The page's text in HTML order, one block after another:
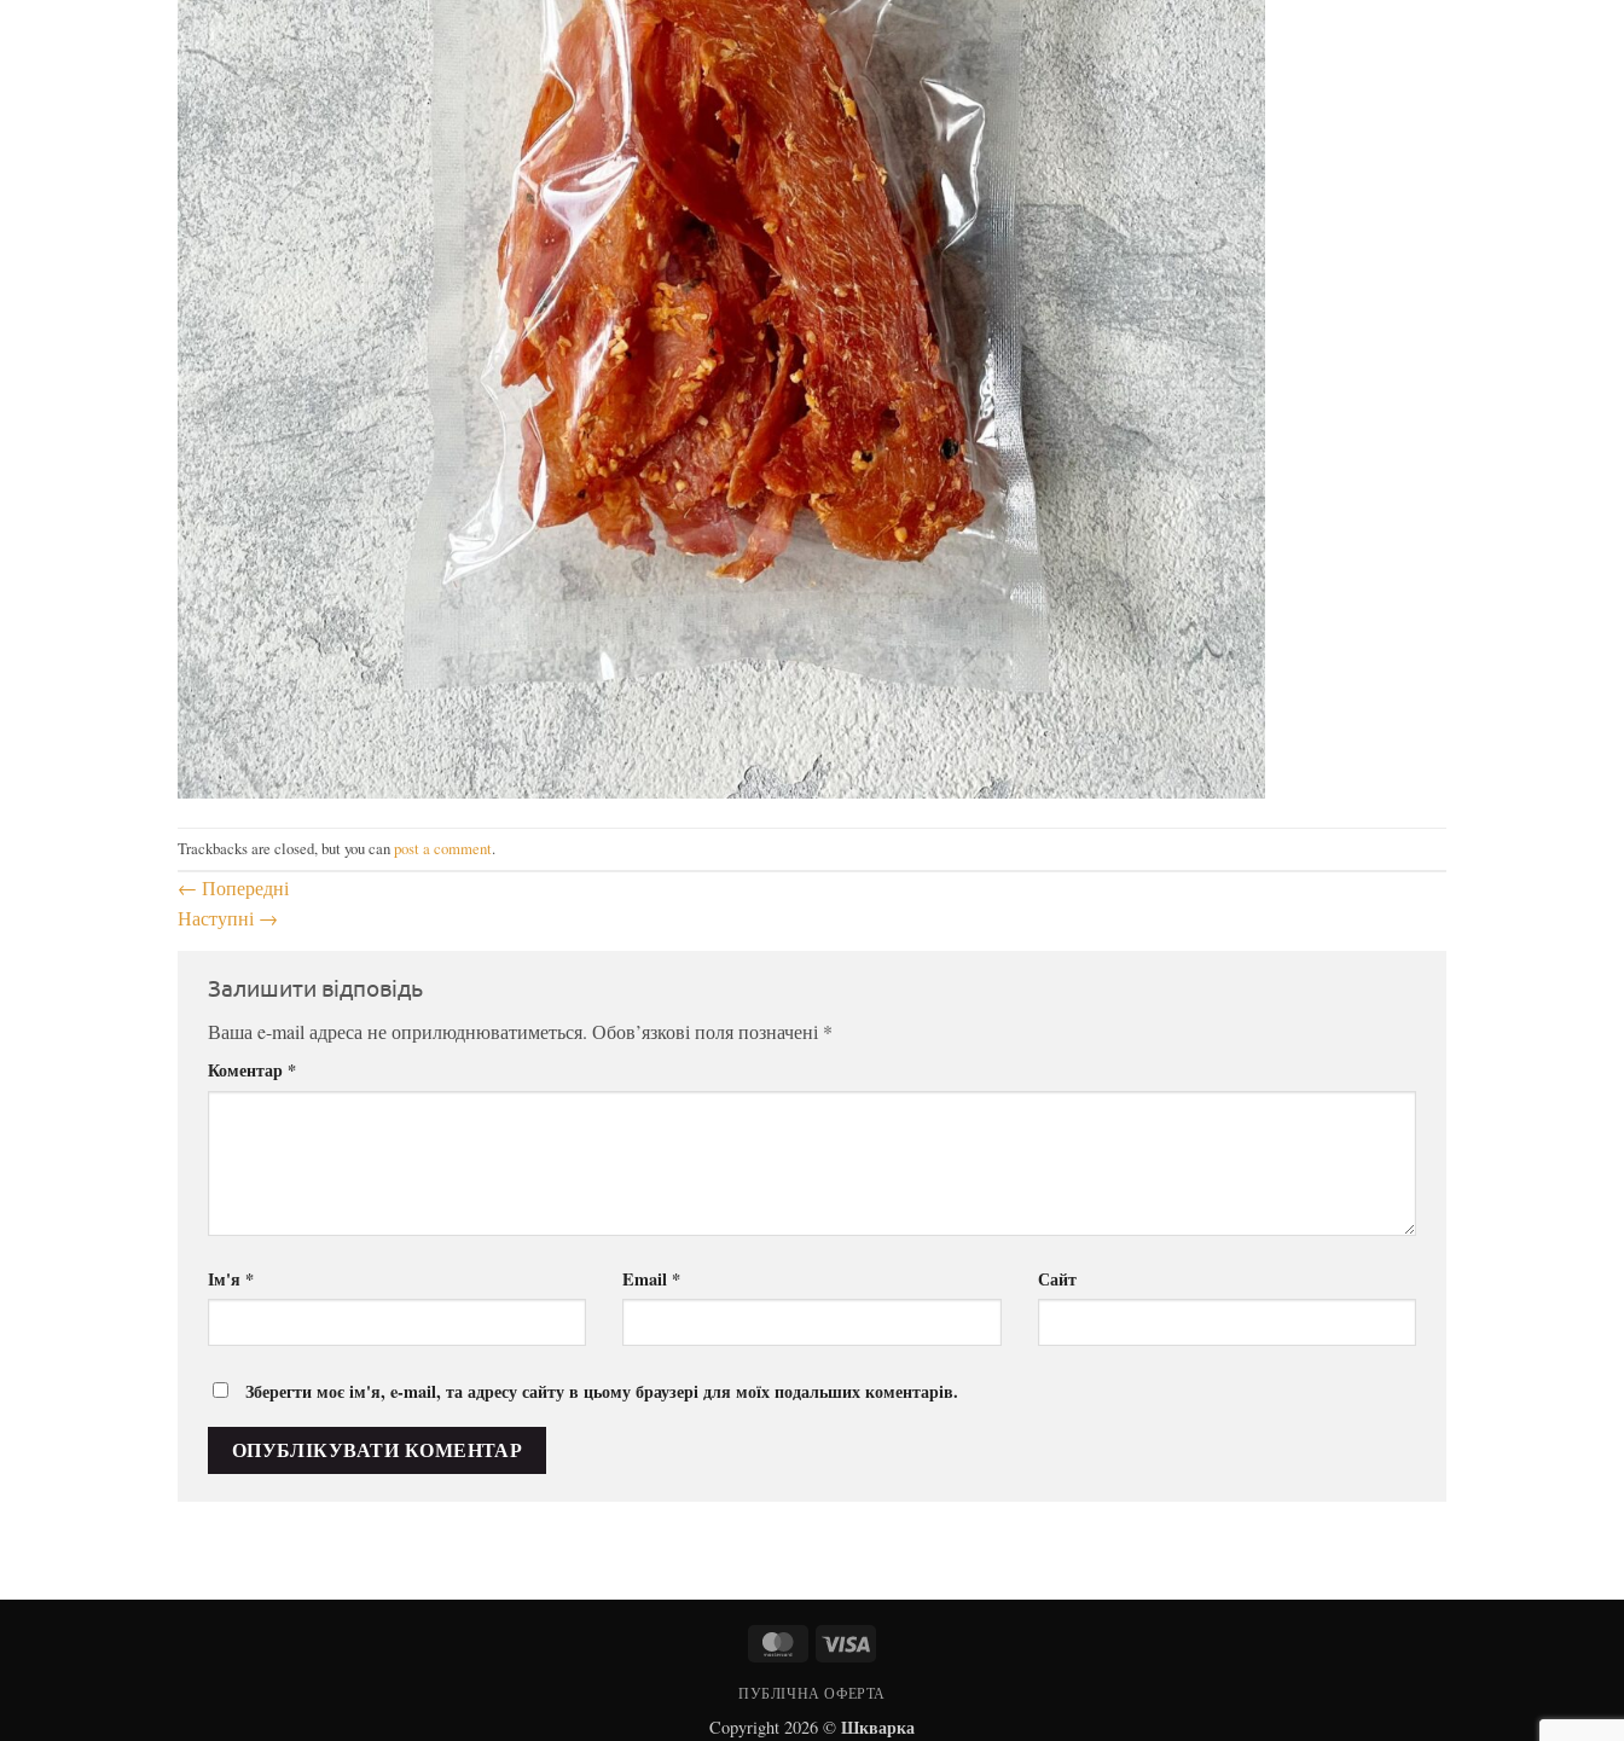
Trackbacks are closed, but you canpost a comment.
← Попередні
Наступні →
Залишити відповідь
Ваша e-mail адреса не оприлюднюватиметься. Обов’язкові поля позначені *
Коментар *
Ім'я * Email * Сайт
Зберегти моє ім'я, e-mail, та адресу сайту в цьому браузері для моїх подальших коментарів.
MasterCard
ПУБЛІЧНА ОФЕРТА
Copyright 2026 © Шкварка